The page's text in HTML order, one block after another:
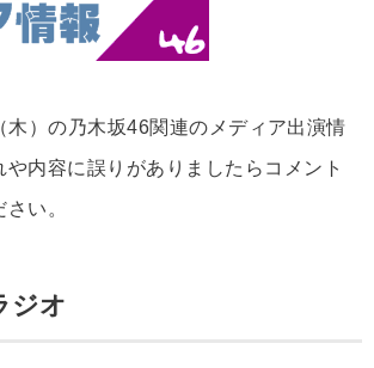
木）の乃木坂46関連のメディア出演情
内容に誤りがありましたらコメント
い。
ジオ